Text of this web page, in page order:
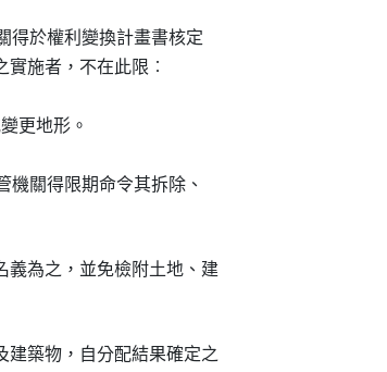
得於權利變換計畫書核定
施者，不在此限︰
更地形。
機關得限期命令其拆除、
義為之，並免檢附土地、建
建築物，自分配結果確定之